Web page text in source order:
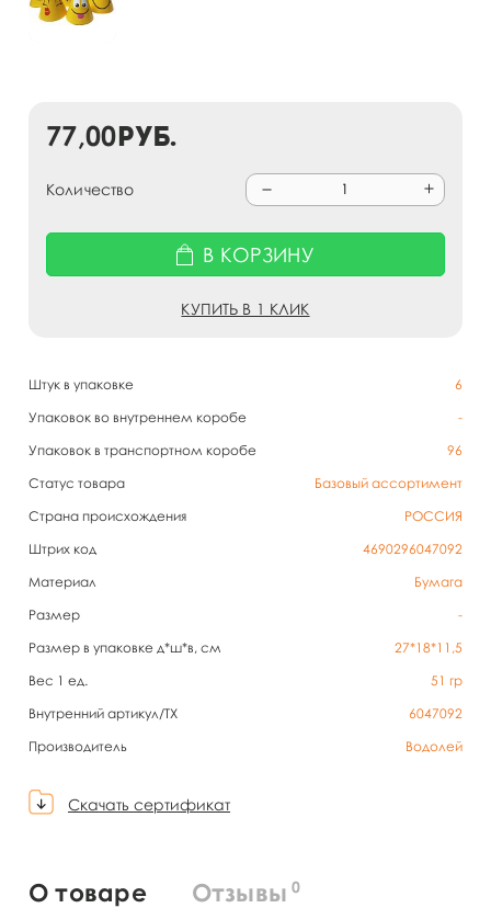
Штук в упаковке
6
Упаковок во внутреннем коробе
-
Упаковок в транспортном коробе
96
Статус товара
Базовый ассортимент
Страна происхождения
РОССИЯ
Штрих код
4690296047092
Материал
Бумага
Размер
-
Размер в упаковке д*ш*в, см
27*18*11,5
Вес 1 ед.
51 гр
Внутренний артикул/TX
6047092
Производитель
Водолей
Скачать сертификат
77,00руб.
Количество
В КОРЗИНУ
КУПИТЬ В 1 КЛИК
О товаре Отзывы 0